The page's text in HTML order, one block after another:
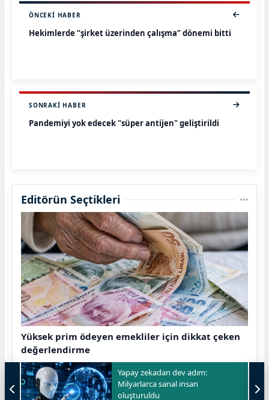
ÖNCEKI HABER
Hekimlerde “şirket üzerinden çalışma” dönemi bitti
SONRAKI HABER
Pandemiyi yok edecek "süper antijen" geliştirildi
Editörün Seçtikleri
Yüksek prim ödeyen emekliler için dikkat çeken
değerlendirme
Yapay zekadan dev adım:
Milyarlarca sanal insan
oluşturuldu